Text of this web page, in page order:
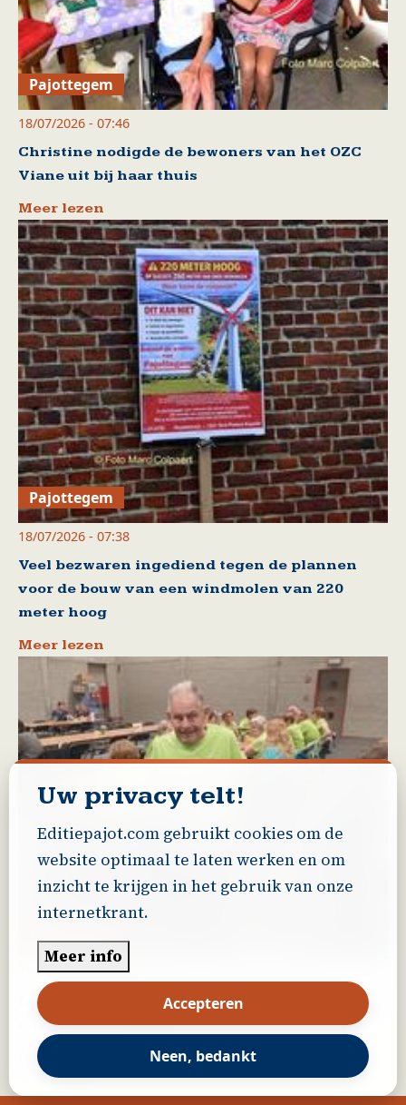
Pajottegem
18/07/2026 - 07:46
Christine nodigde de bewoners van het OZC
Viane uit bij haar thuis
Meer lezen
Pajottegem
18/07/2026 - 07:38
Veel bezwaren ingediend tegen de plannen
voor de bouw van een windmolen van 220
meter hoog
Meer lezen
17/07/2026 - 19:14
Luc de oud stationschef van Herne is niet meer
onder ons
Meer lezen
Uw privacy telt!
Editiepajot.com gebruikt cookies om de
website optimaal te laten werken en om
inzicht te krijgen in het gebruik van onze
internetkrant.
Meer info
Accepteren
Neen, bedankt